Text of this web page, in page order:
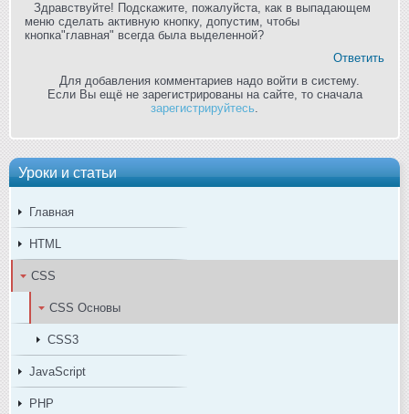
Уроки и статьи
Главная
HTML
CSS
CSS Основы
CSS3
JavaScript
PHP
Здравствуйте! Подскажите, пожалуйста, как в выпадающем
меню сделать активную кнопку, допустим, чтобы
кнопка"главная" всегда была выделенной?
Ответить
Для добавления комментариев надо войти в систему.
Если Вы ещё не зарегистрированы на сайте, то сначала
зарегистрируйтесь.